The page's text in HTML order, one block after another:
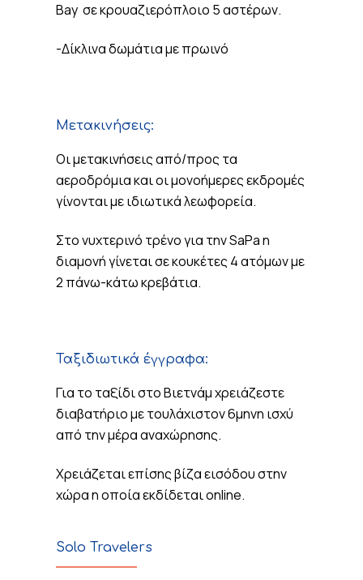
Bay σε κρουαζιερόπλοιο 5 αστέρων.
-Δίκλινα δωμάτια με πρωινό
Μετακινήσεις:
Οι μετακινήσεις από/προς τα
αεροδρόμια και οι μονοήμερες εκδρομές
γίνονται με ιδιωτικά λεωφορεία.
Στο νυχτερινό τρένο για την SaPa η
διαμονή γίνεται σε κουκέτες 4 ατόμων με
2 πάνω-κάτω κρεβάτια.
Ταξιδιωτικά έγγραφα:
Για το ταξίδι στο Βιετνάμ χρειάζεστε
διαβατήριο με τουλάχιστον 6μηνη ισχύ
από την μέρα αναχώρησης.
Χρειάζεται επίσης βίζα εισόδου στην
χώρα η οποία εκδίδεται online.
Solo Travelers